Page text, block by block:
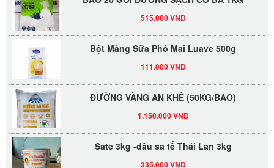
ĐƯỜNG VÀNG AN KHÊ (50KG/BAO)
Sate 3kg -dầu sa tế Thái Lan 3kg